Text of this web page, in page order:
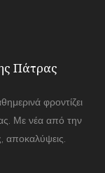
Πάτρας
φροντίζει
Με νέα από την
αποκαλύψεις.